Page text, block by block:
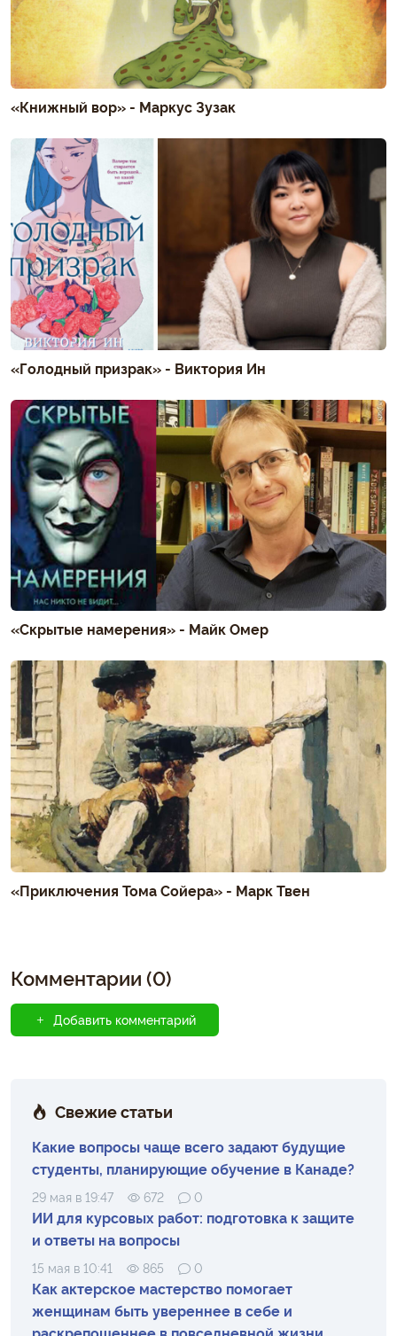
«Книжный вор» - Маркус Зузак
«Голодный призрак» - Виктория Ин
«Скрытые намерения» - Майк Омер
«Приключения Тома Сойера» - Марк Твен
Комментарии (0)
Добавить комментарий
Свежие статьи
Какие вопросы чаще всего задают будущие
студенты, планирующие обучение в Канаде?
29 мая в 19:47 672 0
ИИ для курсовых работ: подготовка к защите
и ответы на вопросы
15 мая в 10:41 865 0
Как актерское мастерство помогает
женщинам быть увереннее в себе и